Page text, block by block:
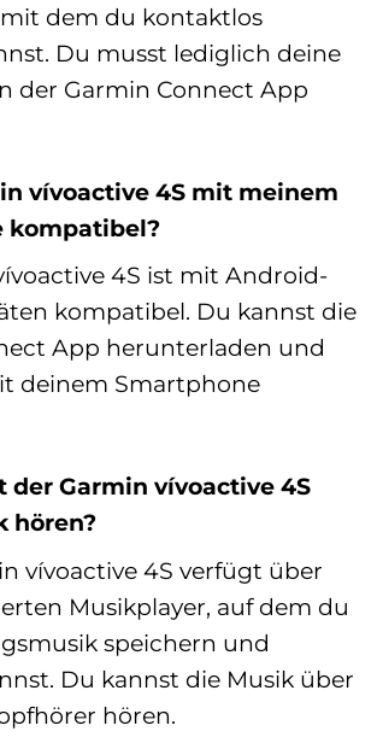
mit dem du kontaktlos
Du musst lediglich deine
der Garmin Connect App
vívoactive 4S mit meinem
kompatibel?
4S ist mit Android-
kompatibel. Du kannst die
App herunterladen und
deinem Smartphone
der Garmin vívoactive 4S
hören?
vívoactive 4S verfügt über
Musikplayer, auf dem du
speichern und
Du kannst die Musik über
hören.